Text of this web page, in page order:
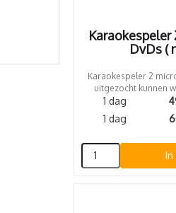
DvDs (
Karaokespeler 2
uitgezocht kunnen
1 dag
1 dag